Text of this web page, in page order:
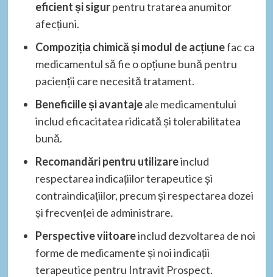
eficient și sigurpentru tratarea anumitor
afecțiuni.
Compoziția chimică și modul de acțiunefac ca
medicamentul să fie o opțiune bună pentru
pacienții care necesită tratament.
Beneficiile și avantajeale medicamentului
includ eficacitatea ridicată și tolerabilitatea
bună.
Recomandări pentru utilizareinclud
respectarea indicațiilor terapeutice și
contraindicațiilor, precum și respectarea dozei
și frecvenței de administrare.
Perspective viitoareinclud dezvoltarea de noi
forme de medicamente și noi indicații
terapeutice pentru Intravit Prospect.